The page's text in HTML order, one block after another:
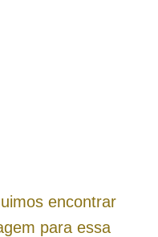
encontrar
para essa